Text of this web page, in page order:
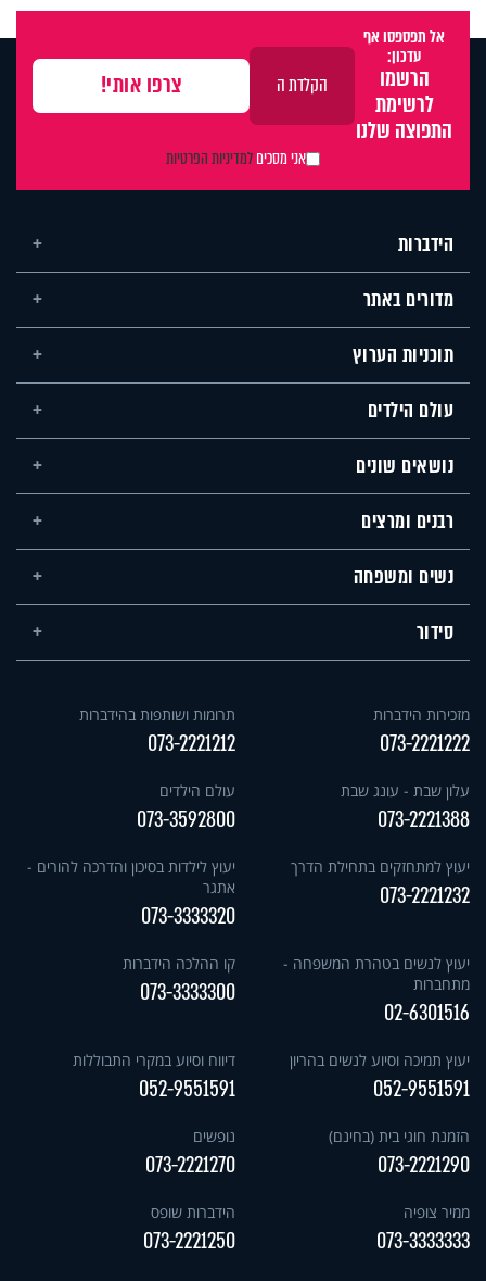
אל תפספסו אף
עדכון:
הרשמו
לרשימת
התפוצה שלנו
אני מסכיםלמדיניות הפרטיות
הידברות
מדורים באתר
תוכניות הערוץ
עולם הילדים
נושאים שונים
רבנים ומרצים
נשים ומשפחה
סידור
מזכירות הידברות
073-2221222
תרומות ושותפות בהידברות
073-2221212
עלון שבת - עונג שבת
073-2221388
עולם הילדים
073-3592800
יעוץ למתחזקים בתחילת הדרך
073-2221232
יעוץ לילדות בסיכון והדרכה להורים -
אתגר
073-3333320
יעוץ לנשים בטהרת המשפחה -
מתחברות
02-6301516
קו ההלכה הידברות
073-3333300
יעוץ תמיכה וסיוע לנשים בהריון
052-9551591
דיווח וסיוע במקרי התבוללות
052-9551591
הזמנת חוגי בית (בחינם)
073-2221290
נופשים
073-2221270
ממיר צופיה
073-3333333
הידברות שופס
073-2221250